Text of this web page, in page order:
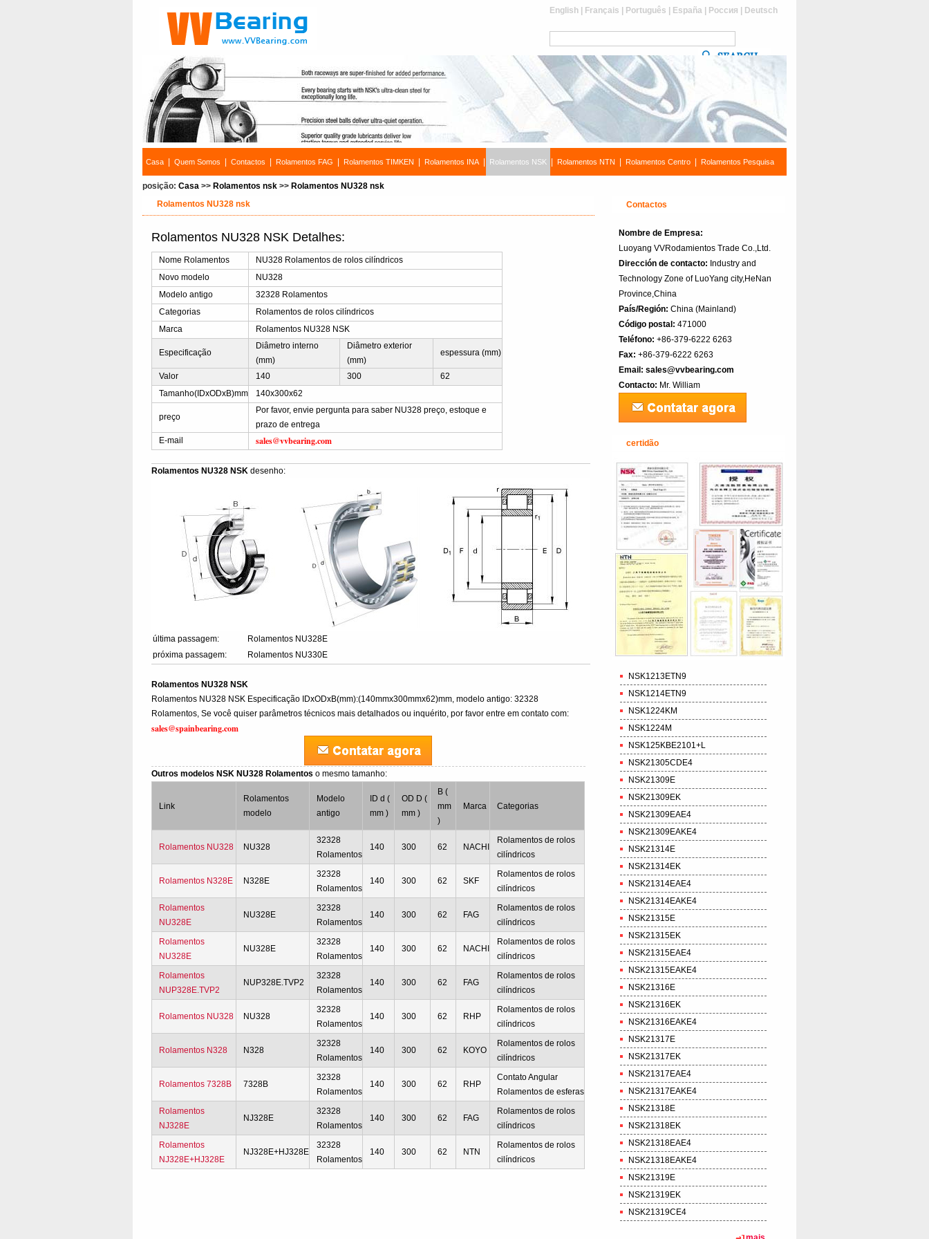
English Français Português España Россия Deutsch
Casa Quem Somos Contactos Rolamentos FAG Rolamentos TIMKEN Rolamentos INA Rolamentos NSK Rolamentos NTN Rolamentos Centro Rolamentos Pesquisa
posição: Casa >> Rolamentos nsk >> Rolamentos NU328 nsk
Rolamentos NU328 nsk
Rolamentos NU328 NSK Detalhes:
Nome Rolamentos
NU328 Rolamentos de rolos cilíndricos
Novo modelo
NU328
Modelo antigo
32328 Rolamentos
Categorias
Rolamentos de rolos cilíndricos
Marca
Rolamentos NU328 NSK
Especificação
Diâmetro interno
(mm)
Diâmetro exterior
(mm)
espessura (mm)
Valor 140 300
62
Tamanho(IDxODxB)mm
140x300x62
preço
Por favor, envie pergunta para saber NU328 preço, estoque e
prazo de entrega
E-mail
sales@vvbearing.com
Rolamentos NU328 NSK desenho:
última passagem:
Rolamentos NU328E
próxima passagem:
Rolamentos NU330E
Rolamentos NU328 NSK
Rolamentos NU328 NSK Especificação IDxODxB(mm):(140mmx300mmx62)mm, modelo antigo: 32328
Rolamentos, Se você quiser parâmetros técnicos mais detalhados ou inquérito, por favor entre em contato com:
sales@spainbearing.com
Outros modelos NSK NU328 Rolamentoso mesmo tamanho:
Link
Rolamentos
modelo
Modelo
antigo
ID d (
mm )
OD D (
mm )
B (
mm
)
Marca Categorias
Rolamentos NU328 NU328
32328
Rolamentos
140 300 62 NACHI
Rolamentos de rolos
cilíndricos
Rolamentos N328E N328E
32328
Rolamentos
140 300 62 SKF
Rolamentos de rolos
cilíndricos
Rolamentos
NU328E
NU328E
32328
Rolamentos
140 300 62 FAG
Rolamentos de rolos
cilíndricos
Rolamentos
NU328E
NU328E
32328
Rolamentos
140 300 62 NACHI
Rolamentos de rolos
cilíndricos
Rolamentos
NUP328E.TVP2
NUP328E.TVP2
32328
Rolamentos
140 300 62 FAG
Rolamentos de rolos
cilíndricos
Rolamentos NU328 NU328
32328
Rolamentos
140 300 62 RHP
Rolamentos de rolos
cilíndricos
Rolamentos N328 N328
32328
Rolamentos
140 300 62 KOYO
Rolamentos de rolos
cilíndricos
Rolamentos 7328B 7328B
32328
Rolamentos
140 300 62 RHP
Contato Angular
Rolamentos de esferas
Rolamentos
NJ328E
NJ328E
32328
Rolamentos
140 300 62 FAG
Rolamentos de rolos
cilíndricos
Rolamentos
NJ328E+HJ328E
NJ328E+HJ328E
32328
Rolamentos
140 300 62 NTN
Rolamentos de rolos
cilíndricos
Contactos
Nombre de Empresa:
Luoyang VVRodamientos Trade Co.,Ltd.
Dirección de contacto: Industry and
Technology Zone of LuoYang city,HeNan
Province,China
País/Región: China (Mainland)‎
Código postal: 471000
Teléfono: +86-379-6222 6263
Fax: +86-379-6222 6263
Email: sales@vvbearing.com
Contacto: Mr. William
certidão
NSK1213ETN9
NSK1214ETN9
NSK1224KM
NSK1224M
NSK125KBE2101+L
NSK21305CDE4
NSK21309E
NSK21309EK
NSK21309EAE4
NSK21309EAKE4
NSK21314E
NSK21314EK
NSK21314EAE4
NSK21314EAKE4
NSK21315E
NSK21315EK
NSK21315EAE4
NSK21315EAKE4
NSK21316E
NSK21316EK
NSK21316EAKE4
NSK21317E
NSK21317EK
NSK21317EAE4
NSK21317EAKE4
NSK21318E
NSK21318EK
NSK21318EAE4
NSK21318EAKE4
NSK21319E
NSK21319EK
NSK21319CE4